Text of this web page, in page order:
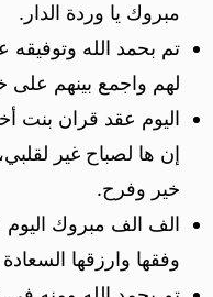
مبروك يا وردة الدار.
تم بحمد الله وتوفيقه
لهم واجمع بينهم على
اليوم عقد قران بنت
إن ها لصباح غير
خير وفرح.
الف الف مبروك اليوم
وفقها وارزقها